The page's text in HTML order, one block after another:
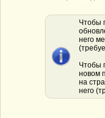
Чтобы
него
Чтобы
новом
на
него